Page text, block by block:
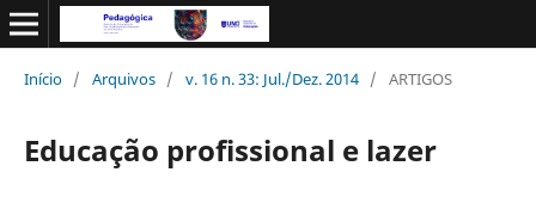
Início / Arquivos / v. 16 n. 33: Jul./Dez. 2014 / ARTIGOS
Educação profissional e lazer